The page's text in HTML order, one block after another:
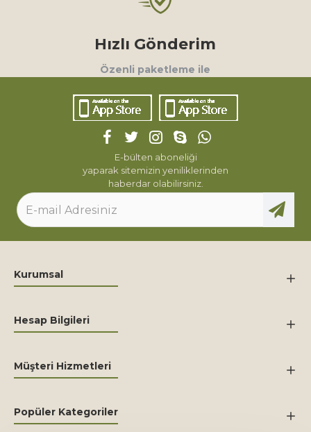
Hızlı Gönderim
Özenli paketleme ile
E-bülten aboneliği
yaparak sitemizin yeniliklerinden
haberdar olabilirsiniz.
Kurumsal
Hesap Bilgileri
Müşteri Hizmetleri
Popüler Kategoriler